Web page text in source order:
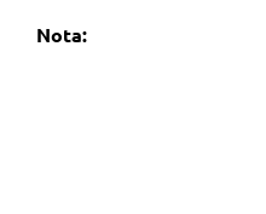
Nota: